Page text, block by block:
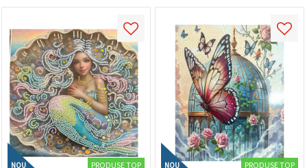
NOU PRODUSE TOP NOU PRODUSE TOP